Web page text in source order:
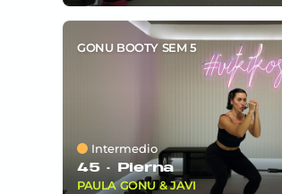
GONU BOOTY SEM 5
Intermedio
45 · Pierna
PAULA GONU & JAVI